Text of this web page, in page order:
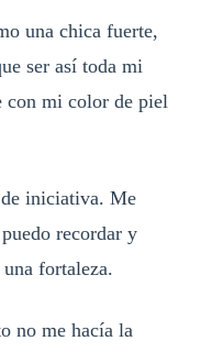
una chica fuerte,
ser así toda mi
mi color de piel
iniciativa. Me
recordar y
fortaleza.
no me hacía la